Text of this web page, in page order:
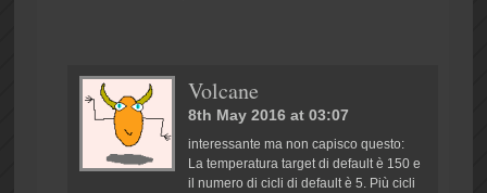
Volcane
8th May 2016 at 03:07
interessante ma non capisco questo:
La temperatura target di default è 150 e
il numero di cicli di default è 5. Più cicli